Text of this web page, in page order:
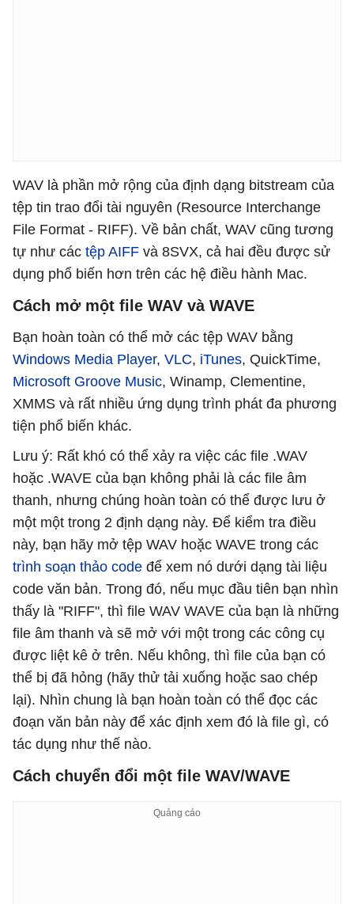
WAV là phần mở rộng của định dạng bitstream của
tệp tin trao đổi tài nguyên (Resource Interchange
File Format - RIFF). Về bản chất, WAV cũng tương
tự như các tệp AIFF và 8SVX, cả hai đều được sử
dụng phổ biến hơn trên các hệ điều hành Mac.
Cách mở một file WAV và WAVE
Bạn hoàn toàn có thể mở các tệp WAV bằng
Windows Media Player, VLC, iTunes, QuickTime,
Microsoft Groove Music, Winamp, Clementine,
XMMS và rất nhiều ứng dụng trình phát đa phương
tiện phổ biến khác.
Lưu ý: Rất khó có thể xảy ra việc các file .WAV
hoặc .WAVE của bạn không phải là các file âm
thanh, nhưng chúng hoàn toàn có thể được lưu ở
một một trong 2 định dạng này. Để kiểm tra điều
này, bạn hãy mở tệp WAV hoặc WAVE trong các
trình soạn thảo code để xem nó dưới dạng tài liệu
code văn bản. Trong đó, nếu mục đầu tiên bạn nhìn
thấy là "RIFF", thì file WAV WAVE của bạn là những
file âm thanh và sẽ mở với một trong các công cụ
được liệt kê ở trên. Nếu không, thì file của bạn có
thể bị đã hỏng (hãy thử tải xuống hoặc sao chép
lại). Nhìn chung là bạn hoàn toàn có thể đọc các
đoạn văn bản này để xác định xem đó là file gì, có
tác dụng như thế nào.
Cách chuyển đổi một file WAV/WAVE